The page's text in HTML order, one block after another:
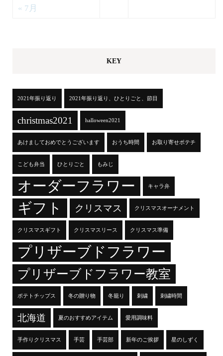
« 7月
KEY
2021年振り返り 2021年振り返り、ひとりごと、節目
christmas2021 halloween2021
あけましておめでとうございます おうち時間 お取り寄せポテチ
こども弁当 ひとりごと もみじ
オーダーフラワー キャラ弁
ギフト クリスマス クリスマスオーナメント
クリスマスギフト クリスマスリース クリスマス準備
プリザーブドフラワー
プリザーブドフラワー教室
ポテトチップス 冬の贈り物 冬籠り 刺繍 刺繍時間
北海道 夏のおすすめアイテム 愛用調味料
手作りクリスマス 手芸 手芸部 新年のご挨拶 星のしずく